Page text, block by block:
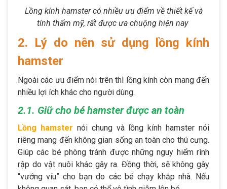
Lồng kính hamster có nhiều ưu điểm về thiết kế và
tính thẩm mỹ, rất được ưa chuộng hiện nay
2. Lý do nên sử dụng lồng kính
hamster
Ngoài các ưu điểm nói trên thì lồng kính còn mang đến
nhiều lợi ích khác cho người dùng.
2.1. Giữ cho bé hamster được an toàn
Lồng hamster nói chung và lồng kính hamster nói
riêng mang đến không gian sống an toàn cho thú cưng.
Giúp các bé phòng tránh được những nguy hiểm rình
rập do vật nuôi khác gây ra. Đồng thời, sẽ không gây
“vướng víu” cho bạn do các bé chạy khắp nhà. Nếu